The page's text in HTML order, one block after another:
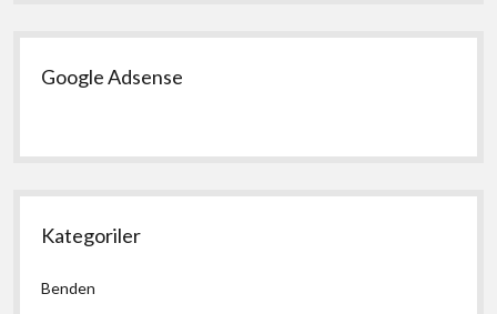
Google Adsense
Kategoriler
Benden